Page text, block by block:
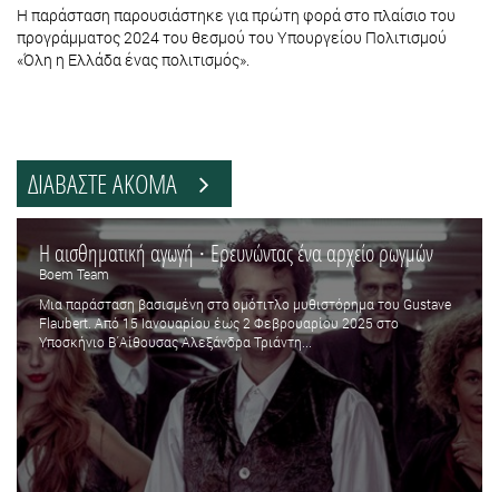
Η παράσταση παρουσιάστηκε για πρώτη φορά στο πλαίσιο του
προγράμματος 2024 του θεσμού του Υπουργείου Πολιτισμού
«Όλη η Ελλάδα ένας πολιτισμός».
ΔΙΑΒΑΣΤΕ ΑΚΟΜΑ
H αισθηματική αγωγή · Ερευνώντας ένα αρχείο ρωγμών
Boem Team
Μια παράσταση βασισμένη στο ομότιτλο μυθιστόρημα του Gustave
Flaubert. Από 15 Ιανουαρίου έως 2 Φεβρουαρίου 2025 στο
Υποσκήνιο Β΄Αίθουσας Αλεξάνδρα Τριάντη...